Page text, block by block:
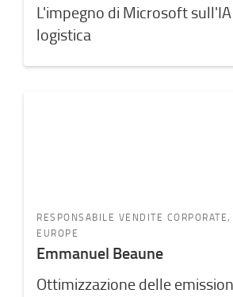
L'impegno di Microsoft
logistica
RESPONSABILE VENDITE
EUROPE
Emmanuel Beaune
Ottimizzazione delle